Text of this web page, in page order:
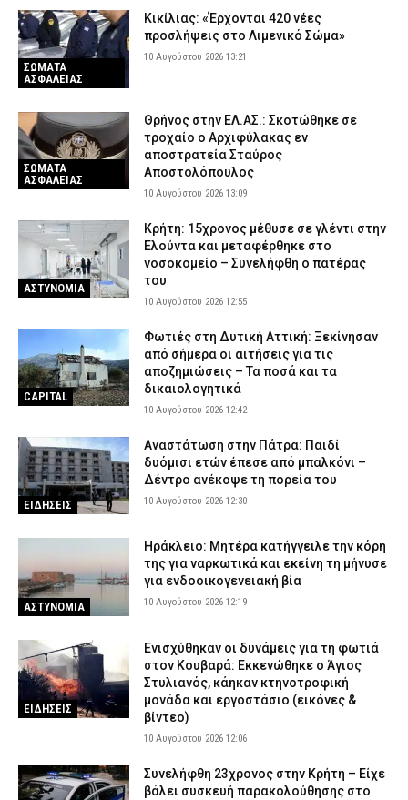
ΣΩΜΑΤΑ
ΑΣΦΑΛΕΙΑΣ
Κικίλιας: «Έρχονται 420 νέες
προσλήψεις στο Λιμενικό Σώμα»
10 Αυγούστου 2026 13:21
ΣΩΜΑΤΑ
ΑΣΦΑΛΕΙΑΣ
Θρήνος στην ΕΛ.ΑΣ.: Σκοτώθηκε σε
τροχαίο ο Αρχιφύλακας εν
αποστρατεία Σταύρος
Αποστολόπουλος
10 Αυγούστου 2026 13:09
ΑΣΤΥΝΟΜΙΑ
Κρήτη: 15χρονος μέθυσε σε γλέντι στην
Ελούντα και μεταφέρθηκε στο
νοσοκομείο – Συνελήφθη ο πατέρας
του
10 Αυγούστου 2026 12:55
CAPITAL
Φωτιές στη Δυτική Αττική: Ξεκίνησαν
από σήμερα οι αιτήσεις για τις
αποζημιώσεις – Τα ποσά και τα
δικαιολογητικά
10 Αυγούστου 2026 12:42
ΕΙΔΗΣΕΙΣ
Αναστάτωση στην Πάτρα: Παιδί
δυόμισι ετών έπεσε από μπαλκόνι –
Δέντρο ανέκοψε τη πορεία του
10 Αυγούστου 2026 12:30
ΑΣΤΥΝΟΜΙΑ
Ηράκλειο: Μητέρα κατήγγειλε την κόρη
της για ναρκωτικά και εκείνη τη μήνυσε
για ενδοοικογενειακή βία
10 Αυγούστου 2026 12:19
ΕΙΔΗΣΕΙΣ
Ενισχύθηκαν οι δυνάμεις για τη φωτιά
στον Κουβαρά: Εκκενώθηκε ο Άγιος
Στυλιανός, κάηκαν κτηνοτροφική
μονάδα και εργοστάσιο (εικόνες &
βίντεο)
10 Αυγούστου 2026 12:06
Συνελήφθη 23χρονος στην Κρήτη – Είχε
βάλει συσκευή παρακολούθησης στο